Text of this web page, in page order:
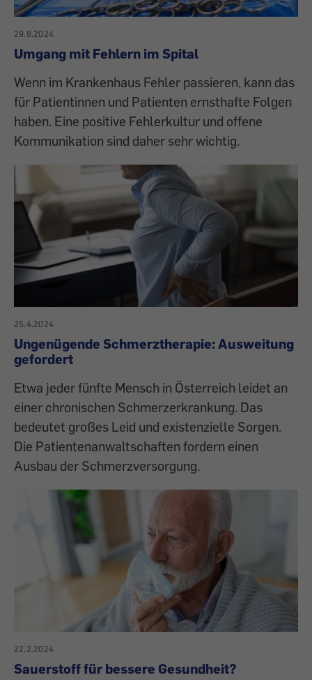
29.8.2024
Umgang mit Fehlern im Spital
Wenn im Krankenhaus Fehler passieren, kann das
für Patientinnen und Patienten ernsthafte Folgen
haben. Eine positive Fehlerkultur und offene
Kommunikation sind daher sehr wichtig.
25.4.2024
Ungenügende Schmerztherapie: Ausweitung
gefordert
Etwa jeder fünfte Mensch in Österreich leidet an
einer chronischen Schmerzerkrankung. Das
bedeutet großes Leid und existenzielle Sorgen.
Die Patientenanwaltschaften fordern einen
Ausbau der Schmerzversorgung.
22.2.2024
Sauerstoff für bessere Gesundheit?